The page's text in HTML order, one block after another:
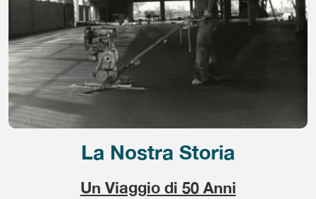
La Nostra Storia
Un Viaggio di 50 Anni